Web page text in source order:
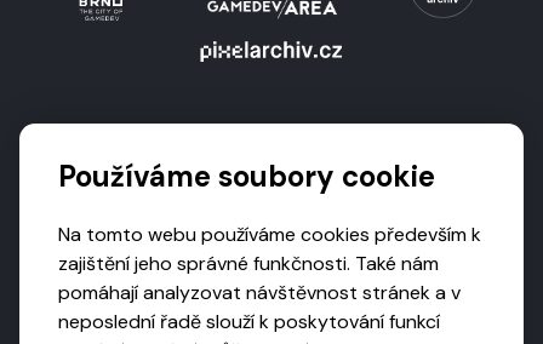
Používáme soubory cookie
Na tomto webu používáme cookies především k
zajištění jeho správné funkčnosti. Také nám
pomáhají analyzovat návštěvnost stránek a v
neposlední řadě slouží k poskytování funkcí